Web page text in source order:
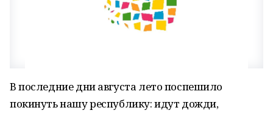
В последние дни августа лето поспешило
покинуть нашу республику: идут дожди,